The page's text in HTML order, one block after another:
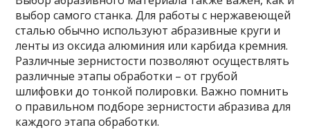
выбор самого станка. Для работы с нержавеющей
сталью обычно используют абразивные круги и
ленты из оксида алюминия или карбида кремния.
Различные зернистости позволяют осуществлять
различные этапы обработки – от грубой
шлифовки до тонкой полировки. Важно помнить
о правильном подборе зернистости абразива для
каждого этапа обработки.